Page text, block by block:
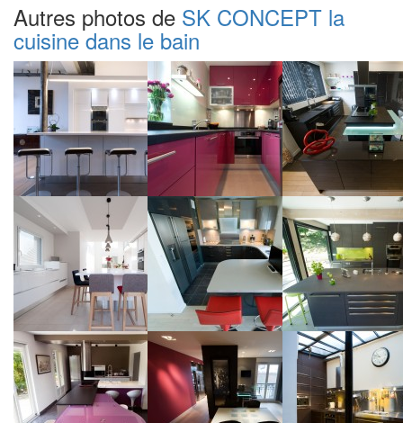
Autres photos de SK CONCEPT la
cuisine dans le bain